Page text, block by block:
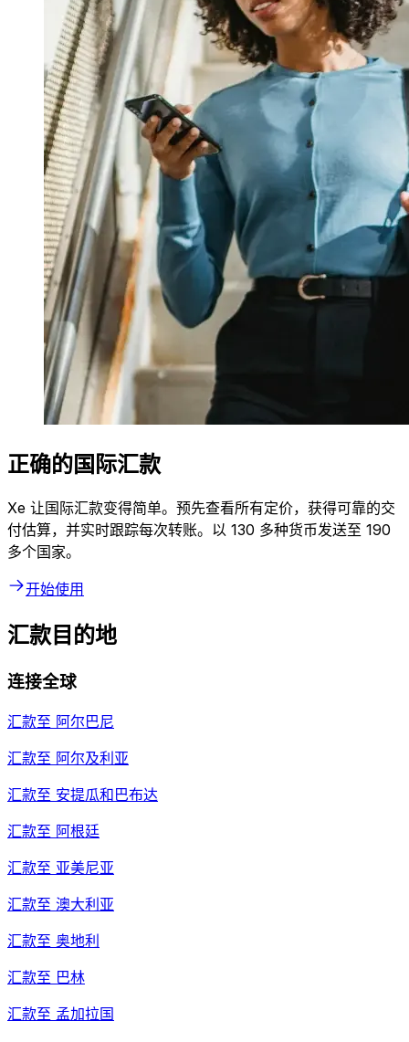
正确的国际汇款
Xe 让国际汇款变得简单。预先查看所有定价，获得可靠的交
付估算，并实时跟踪每次转账。以 130 多种货币发送至 190
多个国家。
开始使用
汇款目的地
连接全球
汇款至 阿尔巴尼
汇款至 阿尔及利亚
汇款至 安提瓜和巴布达
汇款至 阿根廷
汇款至 亚美尼亚
汇款至 澳大利亚
汇款至 奥地利
汇款至 巴林
汇款至 孟加拉国